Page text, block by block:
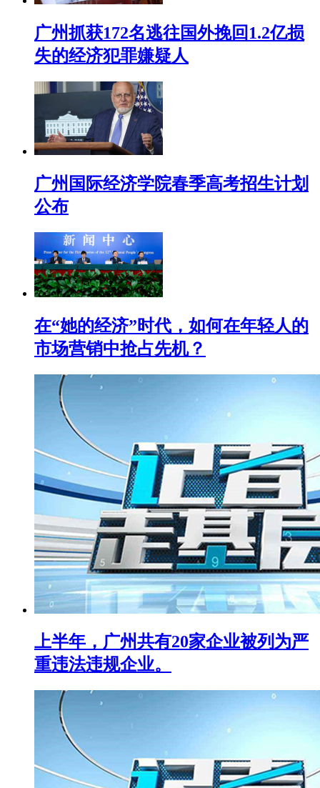
广州抓获172名逃往国外挽回1.2亿损
失的经济犯罪嫌疑人
广州国际经济学院春季高考招生计划
公布
在“她的经济”时代，如何在年轻人的
市场营销中抢占先机？
上半年，广州共有20家企业被列为严
重违法违规企业。